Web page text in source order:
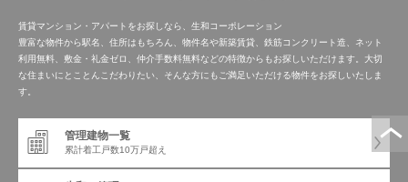
賃貸マンション・アパートをお探しなら、生和コーポレーション
豊富な物件から駅名、住所はもちろん、物件名や新築賃貸、鉄筋コンクリート造、ネット
利用無料、敷金・礼金ゼロ、仲介手数料無料などの特徴からもお探しいただけます。大切
な住まいにとことんこだわりたい、そんな方にもご満足いただける物件をお探しいたしま
す。
管理建物一覧
累計着工戸数10万戸超え